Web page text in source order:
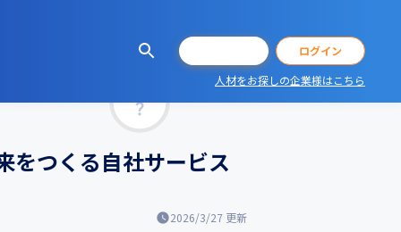
ログイン
人材をお探しの企業様はこちら
をつくる自社サービス
2026/3/27 更新